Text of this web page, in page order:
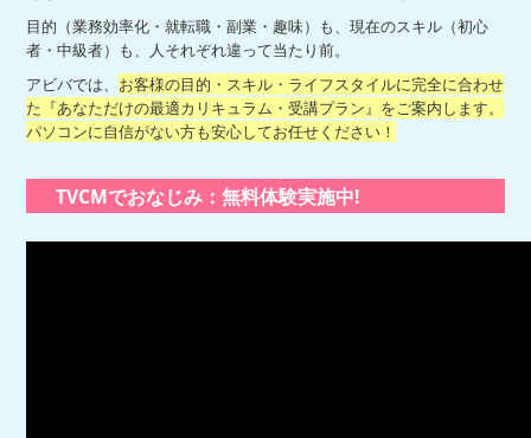
目的（業務効率化・就転職・副業・趣味）も、現在のスキル（初心
者・中級者）も、人それぞれ違って当たり前。
アビバでは、 お客様の目的・スキル・ライフスタイルに完全に合わせ
た『あなただけの最適カリキュラム・受講プラン』をご案内します。
パソコンに自信がない方も安心してお任せください！
TVCMでおなじみ：無料体験実施中!